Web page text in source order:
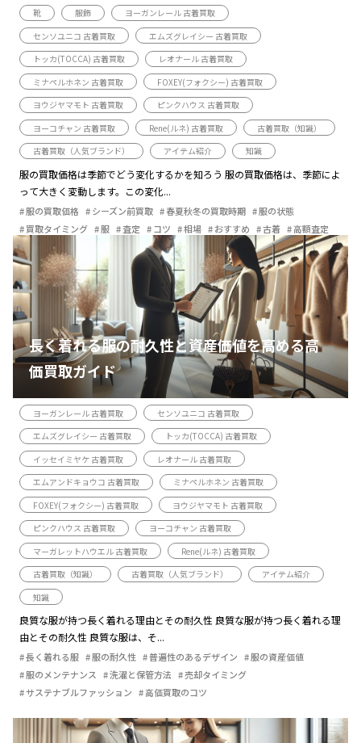
靴 服飾
ヨーガンレール 古着買取
センソユニコ 古着買取
エムズグレイシー 古着買取
トッカ(TOCCA) 古着買取
レオナール 古着買取
ミナペルホネン 古着買取
FOXEY(フォクシー) 古着買取
ヨウジヤマモト 古着買取
ピンクハウス 古着買取
ヨーコチャン 古着買取
Rene(ルネ) 古着買取
古着買取（知識）
古着買取（人気ブランド）
アイテム紹介 知識
服の買取価格は季節でどう変化するかを知ろう 服の買取価格は、季節によ
って大きく変動します。この変化...
服の買取価格 シーズン前買取 春夏秋冬の買取時期
服の状態
買取タイミング
服 査定 コツ 相場 おすすめ 古着 高額査定
長く着れる服の耐久性と資産価値を高める高
価買取ガイド
ヨーガンレール 古着買取
センソユニコ 古着買取
エムズグレイシー 古着買取
トッカ(TOCCA) 古着買取
イッセイミヤケ 古着買取
レオナール 古着買取
エムアンドキョウコ 古着買取
ミナペルホネン 古着買取
FOXEY(フォクシー) 古着買取
ヨウジヤマモト 古着買取
ピンクハウス 古着買取
ヨーコチャン 古着買取
マーガレットハウエル 古着買取
Rene(ルネ) 古着買取
古着買取（知識）
古着買取（人気ブランド）
アイテム紹介
知識
良質な服が持つ長く着れる理由とその耐久性 良質な服が持つ長く着れる理
由とその耐久性 良質な服は、そ...
長く着れる服 服の耐久性 普遍性のあるデザイン
服の資産価値
服のメンテナンス
洗濯と保管方法
売却タイミング
サステナブルファッション
高価買取のコツ